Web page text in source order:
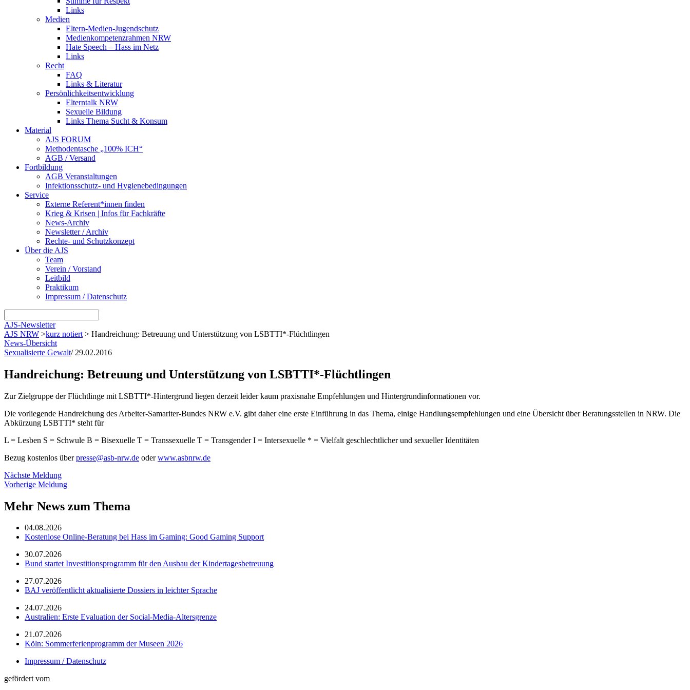
Links
Medien
Eltern-Medien-Jugendschutz
Medienkompetenzrahmen NRW
Hate Speech – Hass im Netz
Links
Recht
FAQ
Links & Literatur
Persönlichkeitsentwicklung
Elterntalk NRW
Sexuelle Bildung
Links Thema Sucht & Konsum
Material
AJS FORUM
Methodentasche „100% ICH“
AGB / Versand
Fortbildung
AGB Veranstaltungen
Infektionsschutz- und Hygienebedingungen
Service
Externe Referent*innen finden
Krieg & Krisen | Infos für Fachkräfte
News-Archiv
Newsletter / Archiv
Rechte- und Schutzkonzept
Über die AJS
Team
Verein / Vorstand
Leitbild
Praktikum
Impressum / Datenschutz
AJS-Newsletter
AJS NRW >kurz notiert > Handreichung: Betreuung und Unterstützung von LSBTTI*-Flüchtlingen
News-Übersicht
Sexualisierte Gewalt/ 29.02.2016
Handreichung: Betreuung und Unterstützung von LSBTTI*-Flüchtlingen
Zur Zielgruppe der Flüchtlinge mit LSBTTI*-Hintergrund liegen derzeit leider kaum praxisnahe Empfehlungen und Hintergrundinformationen vor.
Die vorliegende Handreichung des Arbeiter-Samariter-Bundes NRW e.V. gibt daher eine erste Einführung in das Thema, einige Handlungsempfehlungen und eine Übersicht über Beratungsstellen in NRW. Die
Abkürzung LSBTTI* steht für
L = Lesben S = Schwule B = Bisexuelle T = Transsexuelle T = Transgender I = Intersexuelle * = Vielfalt geschlechtlicher und sexueller Identitäten
Bezug kostenlos überpresse@asb-nrw.de oderwww.asbnrw.de
Nächste Meldung
Vorherige Meldung
Mehr News zum Thema
04.08.2026
Kostenlose Online-Beratung bei Hass im Gaming: Good Gaming Support
30.07.2026
Bund startet Investitionsprogramm für den Ausbau der Kindertagesbetreuung
27.07.2026
BAJ veröffentlicht aktualisierte Dossiers in leichter Sprache
24.07.2026
Australien: Erste Evaluation der Social-Media-Altersgrenze
21.07.2026
Köln: Sommerferienprogramm der Museen 2026
Impressum / Datenschutz
gefördert vom